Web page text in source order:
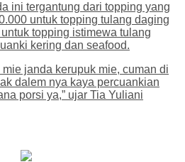
ini tergantung dari topping yang
untuk topping tulang daging
topping istimewa tulang
kering dan seafood.
janda kerupuk mie, cuman di
dalem nya kaya percuankian
porsi ya,” ujar Tia Yuliani